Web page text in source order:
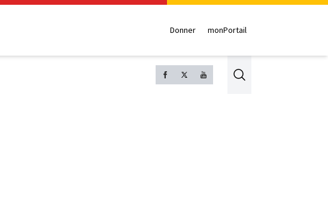
Donner monPortail
Search